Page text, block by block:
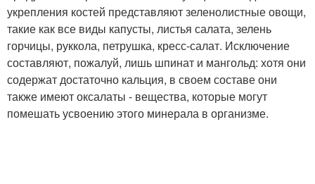
укрепления костей представляют зеленолистные овощи,
такие как все виды капусты, листья салата, зелень
горчицы, руккола, петрушка, кресс-салат. Исключение
составляют, пожалуй, лишь шпинат и мангольд: хотя они
содержат достаточно кальция, в своем составе они
также имеют оксалаты - вещества, которые могут
помешать усвоению этого минерала в организме.